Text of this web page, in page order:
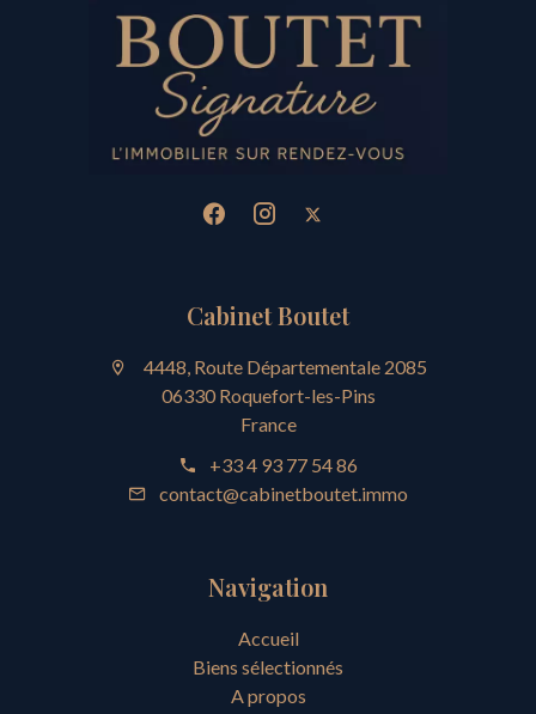
Cabinet Boutet
4448, Route Départementale 2085
06330 Roquefort-les-Pins
France
+33 4 93 77 54 86
contact@cabinetboutet.immo
Navigation
Accueil
Biens sélectionnés
A propos